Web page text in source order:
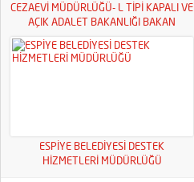
CEZAEVİ MÜDÜRLÜĞÜ- L TİPİ KAPALI VE
AÇIK ADALET BAKANLIĞI BAKAN
ESPİYE BELEDİYESİ DESTEK
HİZMETLERİ MÜDÜRLÜĞÜ